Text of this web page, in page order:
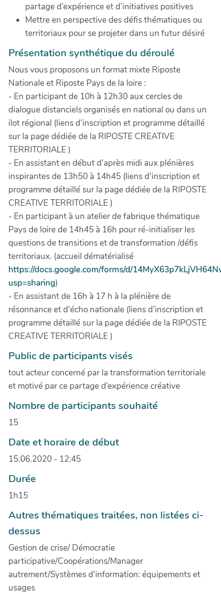
partage d’expérience et d’initiatives positives
Mettre en perspective des défis thématiques ou
territoriaux pour se projeter dans un futur désiré
Présentation synthétique du déroulé
Nous vous proposons un format mixte Riposte
Nationale et Riposte Pays de la loire :
- En participant de 10h à 12h30 aux cercles de
dialogue distanciels organisés en national ou dans un
ilot régional (liens d’inscription et programme détaillé
sur la page dédiée de la RIPOSTE CREATIVE
TERRITORIALE )
- En assistant en début d'après midi aux plénières
inspirantes de 13h50 à 14h45 (liens d’inscription et
programme détaillé sur la page dédiée de la RIPOSTE
CREATIVE TERRITORIALE )
- En participant à un atelier de fabrique thématique
Pays de loire de 14h45 à 16h pour ré-initialiser les
questions de transitions et de transformation /défis
territoriaux. (accueil dématérialisé
https://docs.google.com/forms/d/
usp=sharing)
- En assistant de 16h à 17 h à la plénière de
résonnance et d'écho nationale (liens d’inscription et
programme détaillé sur la page dédiée de la RIPOSTE
CREATIVE TERRITORIALE )
Public de participants visés
tout acteur concerné par la transformation territoriale
et motivé par ce partage d’expérience créative
Nombre de participants souhaité
15
Date et horaire de début
15.06.2020 - 12:45
Durée
1h15
Autres thématiques traitées, non listées ci-
dessus
Gestion de crise/ Démocratie
participative/Coopérations/Manager
autrement/Systèmes d'information: équipements et
usages